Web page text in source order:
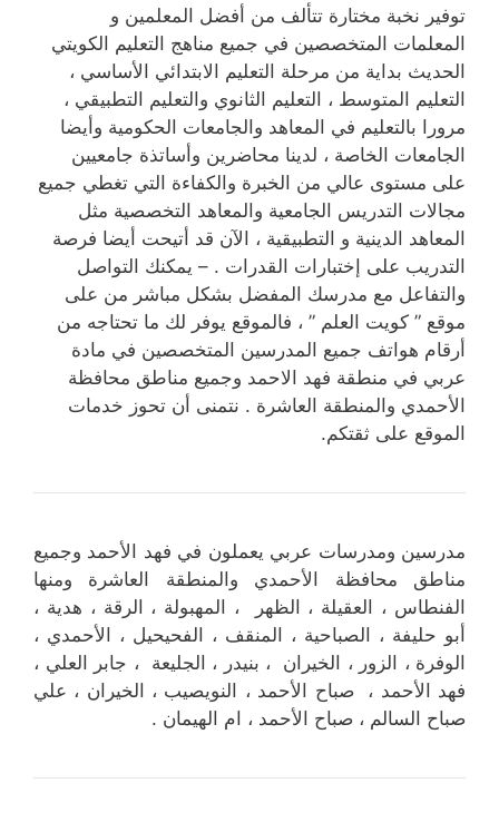
توفير نخبة مختارة تتألف من أفضل المعلمين و
المعلمات المتخصصين في جميع مناهج التعليم الكويتي
الحديث بداية من مرحلة التعليم الابتدائي الأساسي ،
التعليم المتوسط ، التعليم الثانوي والتعليم التطبيقي ،
مرورا بالتعليم في المعاهد والجامعات الحكومية وأيضا
الجامعات الخاصة ، لدينا محاضرين وأساتذة جامعيين
على مستوى عالي من الخبرة والكفاءة التي تغطي جميع
مجالات التدريس الجامعية والمعاهد التخصصية مثل
المعاهد الدينية و التطبيقية ، الآن قد أتيحت أيضا فرصة
التدريب على إختبارات القدرات . – يمكنك التواصل
والتفاعل مع مدرسك المفضل بشكل مباشر من على
موقع ” كويت العلم ” ، فالموقع يوفر لك ما تحتاجه من
أرقام هواتف جميع المدرسين المتخصصين في مادة
عربي في منطقة فهد الاحمد وجميع مناطق محافظة
الأحمدي والمنطقة العاشرة . نتمنى أن تحوز خدمات
الموقع على ثقتكم.
مدرسين ومدرسات عربي يعملون في فهد الأحمد وجميع
مناطق محافظة الأحمدي والمنطقة العاشرة ومنها
الفنطاس ، العقيلة ، الظهر ، المهبولة ، الرقة ، هدية ،
أبو حليفة ، الصباحية ، المنقف ، الفحيحيل ، الأحمدي ،
الوفرة ، الزور ، الخيران ، بنيدر ، الجليعة ، جابر العلي ،
فهد الأحمد ، صباح الأحمد ، النويصيب ، الخيران ، علي
صباح السالم ، صباح الأحمد ، ام الهيمان .